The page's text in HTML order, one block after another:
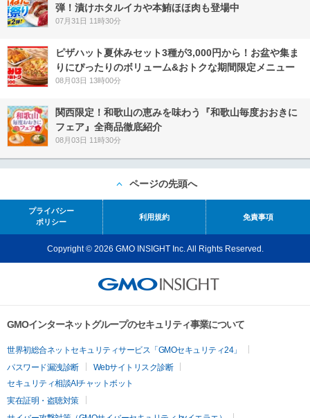
弾！漬けホタルイカや本鮪ほほ肉も登場中
07月31日 11時30分
ピザハット夏休みセット3種が3,000円から！お盆や集ま
りにぴったりのボリューム&おトクな期間限定メニュー
08月03日 13時00分
関西限定！和歌山の恵みを味わう『和歌山毎度おおきに
フェア』全商品徹底紹介
08月03日 11時30分
ページの先頭へ
プライバシー
ポリシー
利用規約 免責事項
Copyright © 2026 GMO INSIGHT Inc. All Rights Reserved.
GMOインターネットグループのセキュリティ事業について
世界初総合ネットセキュリティサービス「GMOセキュリティ24」
パスワード漏洩診断
Webサイトリスク診断
セキュリティ相談AIチャットボット
実在証明・盗聴対策